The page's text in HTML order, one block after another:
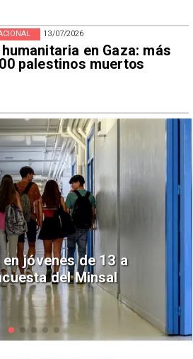
13/07/2026
en Gaza: más
palestinos muertos
del Parque
inversión de $4